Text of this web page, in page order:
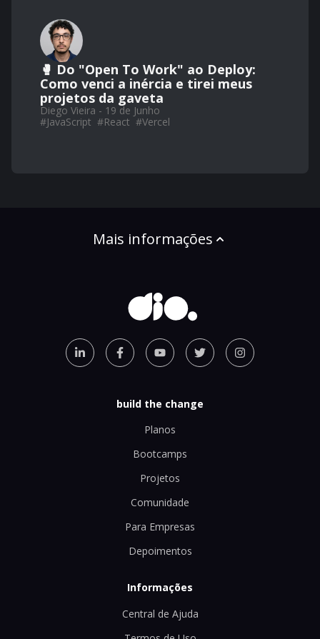
🥊 Do "Open To Work" ao Deploy:
Como venci a inércia e tirei meus
projetos da gaveta
Diego Vieira - 19 de Junho
#JavaScript #React #Vercel
Mais informações
build the change
Planos
Bootcamps
Projetos
Comunidade
Para Empresas
Depoimentos
Informações
Central de Ajuda